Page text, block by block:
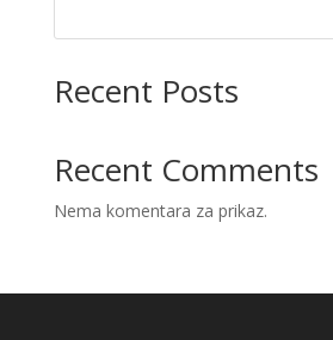
Recent Posts
Recent Comments
Nema komentara za prikaz.